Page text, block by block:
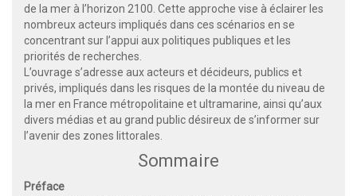
de la mer à l’horizon 2100. Cette approche vise à éclairer les
nombreux acteurs impliqués dans ces scénarios en se
concentrant sur l’appui aux politiques publiques et les
priorités de recherches.
L’ouvrage s’adresse aux acteurs et décideurs, publics et
privés, impliqués dans les risques de la montée du niveau de
la mer en France métropolitaine et ultramarine, ainsi qu’aux
divers médias et au grand public désireux de s’informer sur
l’avenir des zones littorales.
Sommaire
Préface